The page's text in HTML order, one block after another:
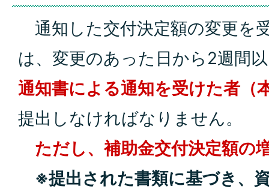
通知した交付決定額の変更を
は、変更のあった日から2週間
通知書による通知を受けた者（
提出しなければなりません。
ただし、補助金交付決定額の
※提出された書類に基づき、